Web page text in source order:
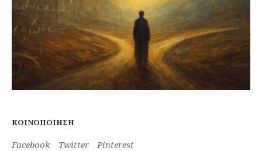
ΚΟΙΝΟΠΟΊΗΣΗ
Facebook Twitter Pinterest